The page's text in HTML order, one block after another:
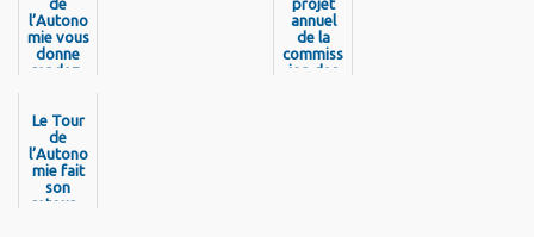
l’Autono
mie vous
donne
rendez-
éry-
Tonnegr
ande le
samedi 6
juin 2026
!
annuel
de la
commiss
ion des
Le Tour
de
l’Autono
mie fait
son
retour -